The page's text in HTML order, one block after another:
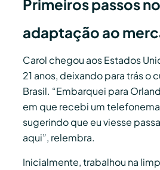
Primeiros passos
adaptação ao
Carol chegou aos Estados
21 anos, deixando para trás o
Brasil. “Embarquei para
em que recebi um
sugerindo que eu viesse
aqui”, relembra.
Inicialmente, trabalhou na